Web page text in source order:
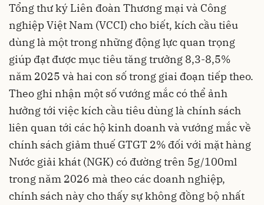
Tổng thư ký Liên đoàn Thương mại và Công
nghiệp Việt Nam (VCCI) cho biết, kích cầu tiêu
dùng là một trong những động lực quan trọng
giúp đạt được mục tiêu tăng trưởng 8,3-8,5%
năm 2025 và hai con số trong giai đoạn tiếp theo.
Theo ghi nhận một số vướng mắc có thể ảnh
hưởng tới việc kích cầu tiêu dùng là chính sách
liên quan tới các hộ kinh doanh và vướng mắc về
chính sách giảm thuế GTGT 2% đối với mặt hàng
Nước giải khát (NGK) có đường trên 5g/100ml
trong năm 2026 mà theo các doanh nghiệp,
chính sách này cho thấy sự không đồng bộ nhất